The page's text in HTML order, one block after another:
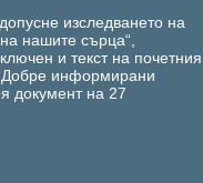
изследването на
нашите сърца“,
и текст на почетния
Добре информирани
документ на 27